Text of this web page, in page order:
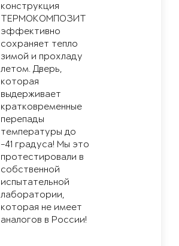
конструкция
ТЕРМОКОМПОЗИТ
эффективно
сохраняет тепло
зимой и прохладу
летом. Дверь,
которая
выдерживает
кратковременные
перепады
температуры до
-41 градуса! Мы это
протестировали в
собственной
испытательной
лаборатории,
которая не имеет
аналогов в России!